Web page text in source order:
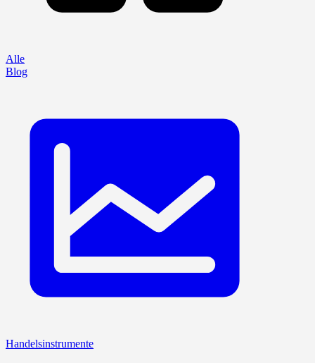
Alle
Blog
Handelsinstrumente